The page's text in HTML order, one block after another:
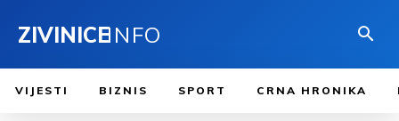
ZIVINICEINFO
VIJESTI BIZNIS SPORT CRNA HRONIKA